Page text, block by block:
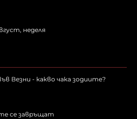
неделя
Везни - какво чака зодиите?
се завръщат